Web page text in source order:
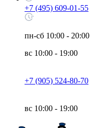
+7 (495) 609-01-55
пн-сб 10:00 - 20:00
вс 10:00 - 19:00
+7 (905) 524-80-70
вс 10:00 - 19:00